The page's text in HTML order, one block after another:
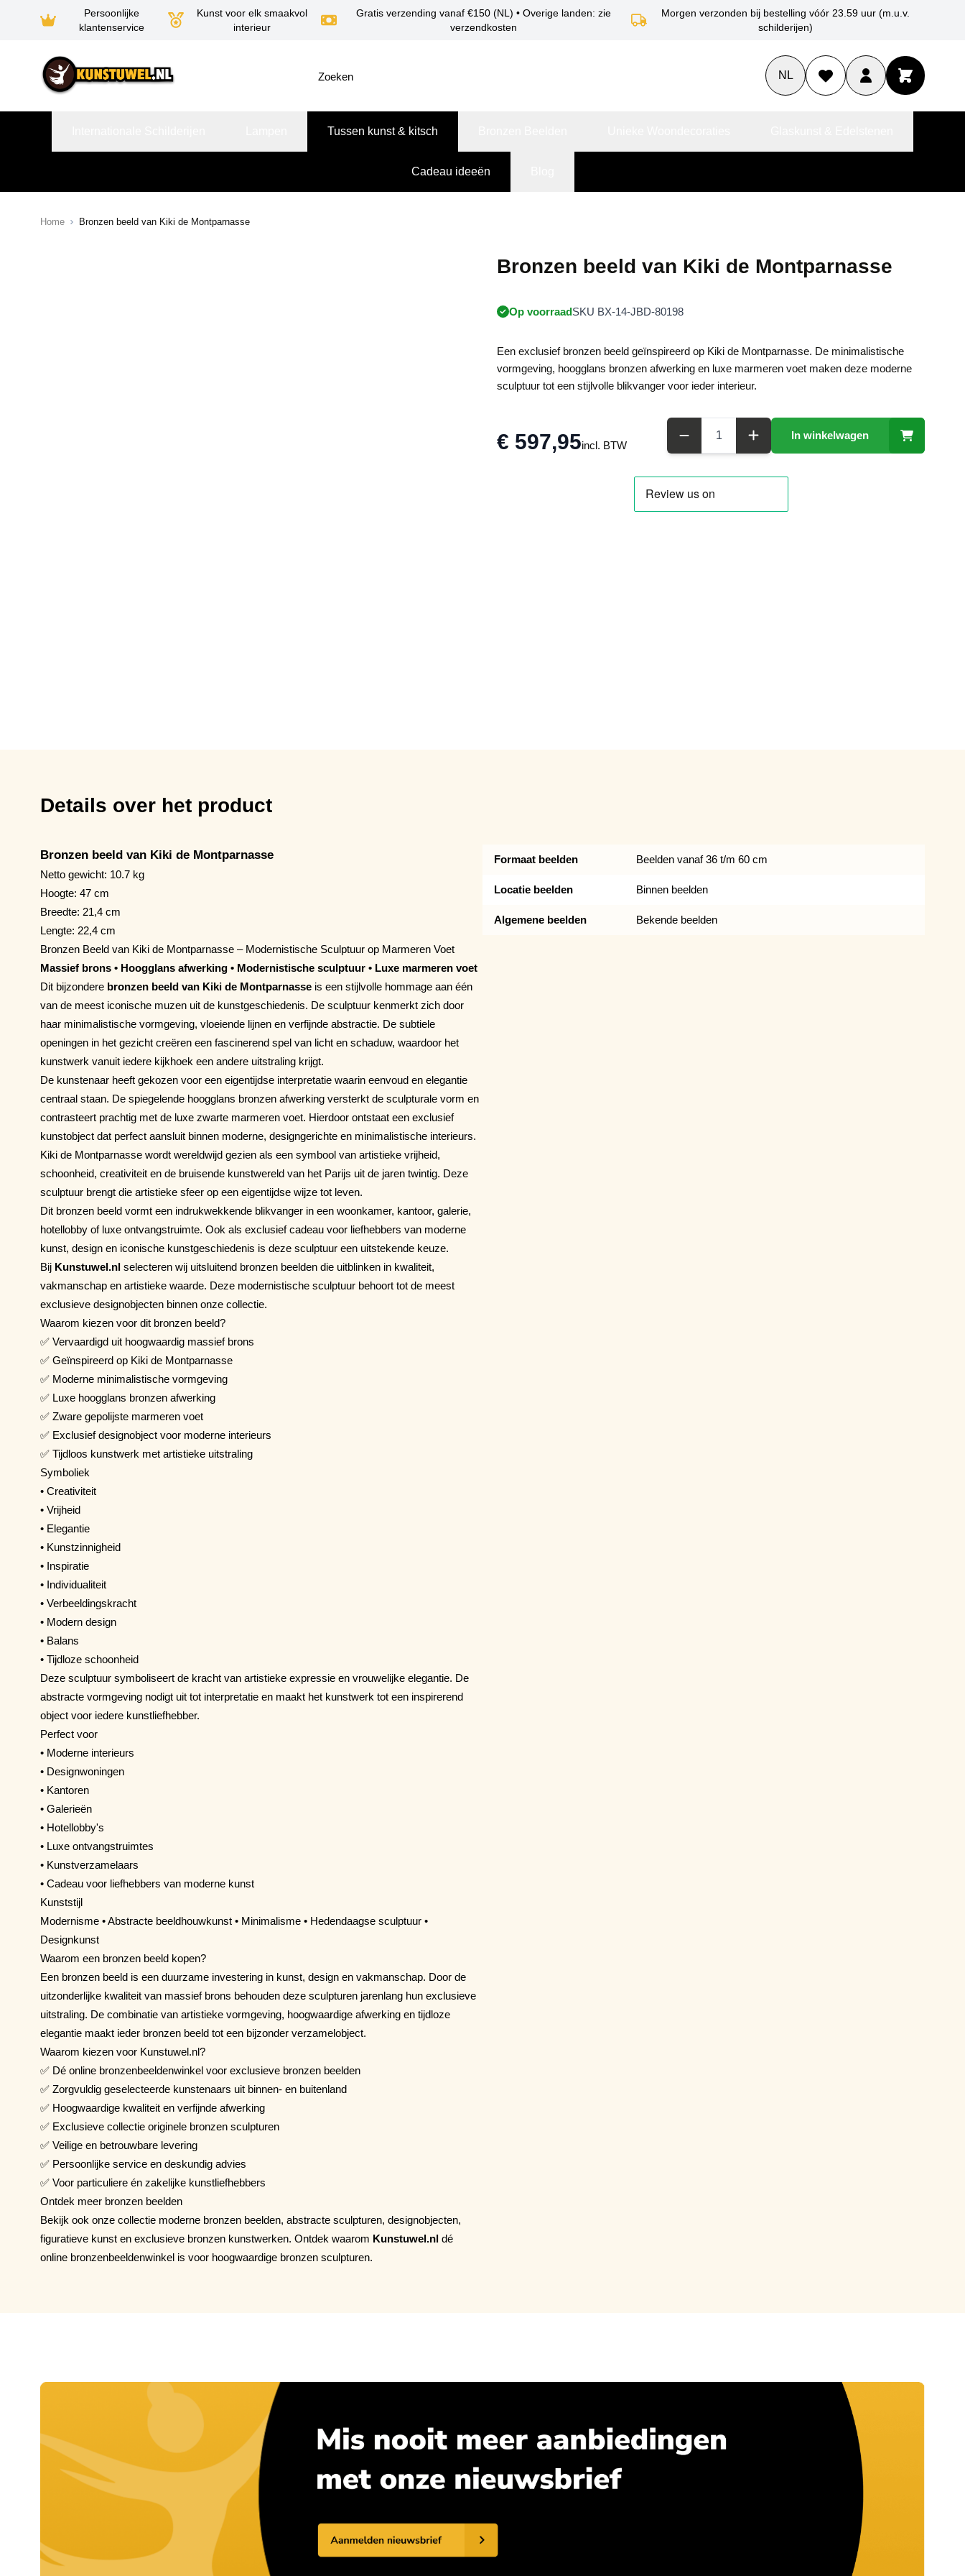
Persoonlijke
klantenservice
Kunst voor elk smaakvol
interieur
Gratis verzending vanaf €150 (NL) • Overige landen: zie
verzendkosten
Morgen verzonden bij bestelling vóór 23.59 uur (m.u.v.
schilderijen)
NL
Tussen kunst & kitsch
Cadeau ideeën
Home Bronzen beeld van Kiki de Montparnasse
Bronzen beeld van Kiki de Montparnasse
Op voorraadSKU BX-14-JBD-80198
Een exclusief bronzen beeld geïnspireerd op Kiki de Montparnasse. De minimalistische
vormgeving, hoogglans bronzen afwerking en luxe marmeren voet maken deze moderne
sculptuur tot een stijlvolle blikvanger voor ieder interieur.
€ 597,95incl. BTW
In winkelwagen
Details over het product
Bronzen beeld van Kiki de Montparnasse
Netto gewicht: 10.7 kg
Hoogte: 47 cm
Breedte: 21,4 cm
Lengte: 22,4 cm
Bronzen Beeld van Kiki de Montparnasse – Modernistische Sculptuur op Marmeren Voet
Massief brons • Hoogglans afwerking • Modernistische sculptuur • Luxe marmeren voet
Dit bijzondere bronzen beeld van Kiki de Montparnasse is een stijlvolle hommage aan één
van de meest iconische muzen uit de kunstgeschiedenis. De sculptuur kenmerkt zich door
haar minimalistische vormgeving, vloeiende lijnen en verfijnde abstractie. De subtiele
openingen in het gezicht creëren een fascinerend spel van licht en schaduw, waardoor het
kunstwerk vanuit iedere kijkhoek een andere uitstraling krijgt.
De kunstenaar heeft gekozen voor een eigentijdse interpretatie waarin eenvoud en elegantie
centraal staan. De spiegelende hoogglans bronzen afwerking versterkt de sculpturale vorm en
contrasteert prachtig met de luxe zwarte marmeren voet. Hierdoor ontstaat een exclusief
kunstobject dat perfect aansluit binnen moderne, designgerichte en minimalistische interieurs.
Kiki de Montparnasse wordt wereldwijd gezien als een symbool van artistieke vrijheid,
schoonheid, creativiteit en de bruisende kunstwereld van het Parijs uit de jaren twintig. Deze
sculptuur brengt die artistieke sfeer op een eigentijdse wijze tot leven.
Dit bronzen beeld vormt een indrukwekkende blikvanger in een woonkamer, kantoor, galerie,
hotellobby of luxe ontvangstruimte. Ook als exclusief cadeau voor liefhebbers van moderne
kunst, design en iconische kunstgeschiedenis is deze sculptuur een uitstekende keuze.
Bij Kunstuwel.nl selecteren wij uitsluitend bronzen beelden die uitblinken in kwaliteit,
vakmanschap en artistieke waarde. Deze modernistische sculptuur behoort tot de meest
exclusieve designobjecten binnen onze collectie.
Waarom kiezen voor dit bronzen beeld?
✅ Vervaardigd uit hoogwaardig massief brons
✅ Geïnspireerd op Kiki de Montparnasse
✅ Moderne minimalistische vormgeving
✅ Luxe hoogglans bronzen afwerking
✅ Zware gepolijste marmeren voet
✅ Exclusief designobject voor moderne interieurs
✅ Tijdloos kunstwerk met artistieke uitstraling
Symboliek
• Creativiteit
• Vrijheid
• Elegantie
• Kunstzinnigheid
• Inspiratie
• Individualiteit
• Verbeeldingskracht
• Modern design
• Balans
• Tijdloze schoonheid
Deze sculptuur symboliseert de kracht van artistieke expressie en vrouwelijke elegantie. De
abstracte vormgeving nodigt uit tot interpretatie en maakt het kunstwerk tot een inspirerend
object voor iedere kunstliefhebber.
Perfect voor
• Moderne interieurs
• Designwoningen
• Kantoren
• Galerieën
• Hotellobby's
• Luxe ontvangstruimtes
• Kunstverzamelaars
• Cadeau voor liefhebbers van moderne kunst
Kunststijl
Modernisme • Abstracte beeldhouwkunst • Minimalisme • Hedendaagse sculptuur •
Designkunst
Waarom een bronzen beeld kopen?
Een bronzen beeld is een duurzame investering in kunst, design en vakmanschap. Door de
uitzonderlijke kwaliteit van massief brons behouden deze sculpturen jarenlang hun exclusieve
uitstraling. De combinatie van artistieke vormgeving, hoogwaardige afwerking en tijdloze
elegantie maakt ieder bronzen beeld tot een bijzonder verzamelobject.
Waarom kiezen voor Kunstuwel.nl?
✅ Dé online bronzenbeeldenwinkel voor exclusieve bronzen beelden
✅ Zorgvuldig geselecteerde kunstenaars uit binnen- en buitenland
✅ Hoogwaardige kwaliteit en verfijnde afwerking
✅ Exclusieve collectie originele bronzen sculpturen
✅ Veilige en betrouwbare levering
✅ Persoonlijke service en deskundig advies
✅ Voor particuliere én zakelijke kunstliefhebbers
Ontdek meer bronzen beelden
Bekijk ook onze collectie moderne bronzen beelden, abstracte sculpturen, designobjecten,
figuratieve kunst en exclusieve bronzen kunstwerken. Ontdek waarom Kunstuwel.nl dé
online bronzenbeeldenwinkel is voor hoogwaardige bronzen sculpturen.
Formaat beelden Beelden vanaf 36 t/m 60 cm
Locatie beelden Binnen beelden
Algemene beelden Bekende beelden